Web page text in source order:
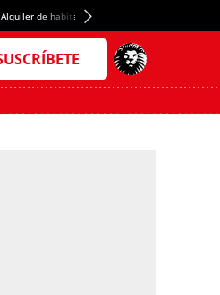
Alquiler de habitaciones en España